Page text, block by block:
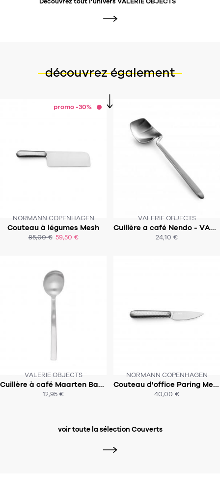
découvrez également
promo -30%
NORMANN COPENHAGEN
Couteau à légumes Mesh
85,00 € 59,50 €
ACHAT EXPRESS
VALERIE OBJECTS
Cuillère a café Nendo - VALERIE OBJECTS
24,10 €
CE PRODUIT N'EST PLUS EN STOCK
:-(
ACHAT EXPRESS
VALERIE OBJECTS
Cuillère à café Maarten Baas - VALERIE OBJECTS
12,95 €
CE PRODUIT N'EST PLUS EN STOCK
:-(
ACHAT EXPRESS
NORMANN COPENHAGEN
Couteau d'office Paring Mesh
40,00 €
SOUS 3 SEMAINES
ACHAT EXPRESS
voir toute la sélection Couverts